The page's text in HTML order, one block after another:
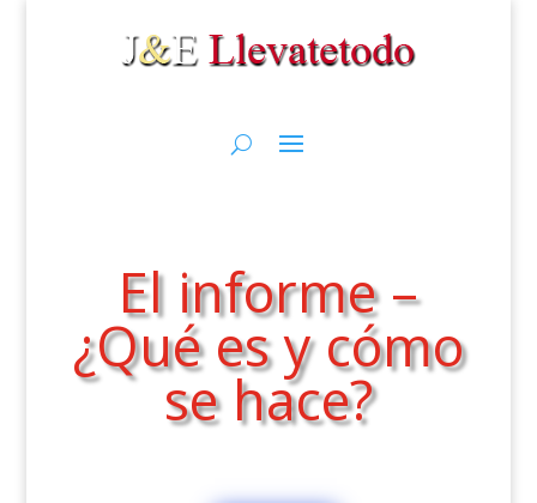
El informe –
¿Qué es y cómo
se hace?